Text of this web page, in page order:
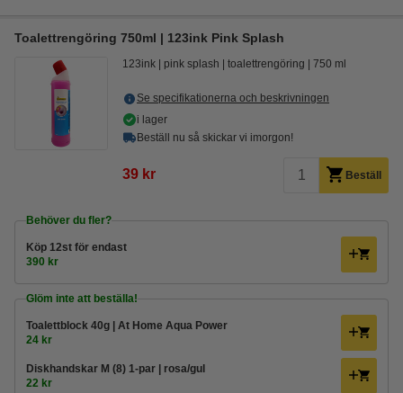
Toalettrengöring 750ml | 123ink Pink Splash
123ink pink splash toalettrengöring 750 ml
Se specifikationerna och beskrivningen
i lager
Beställ nu så skickar vi imorgon!
39 kr Beställ
Behöver du fler?
Köp 12st för endast
390 kr
Glöm inte att beställa!
Toalettblock 40g | At Home Aqua Power
24 kr
Diskhandskar M (8) 1-par | rosa/gul
22 kr